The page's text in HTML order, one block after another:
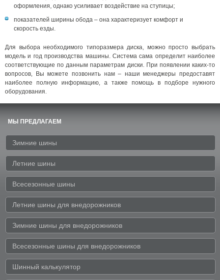
оформления, однако усиливает воздействие на ступицы;
показателей ширины обода – она характеризует комфорт и
скорость езды.
Для выбора необходимого типоразмера диска, можно просто выбрать
модель и год производства машины. Система сама определит наиболее
соответствующие по данным параметрам диски. При появлении каких-то
вопросов, Вы можете позвонить нам – наши менеджеры предоставят
наиболее полную информацию, а также помощь в подборе нужного
оборудования.
МЫ ПРЕДЛАГАЕМ
Зимние шины
Летние шины
Всесезонные шины
Летние шины для внедорожников
Зимние шины для внедорожников
Всесезонные шины для внедорожников
Шинный калькулятор